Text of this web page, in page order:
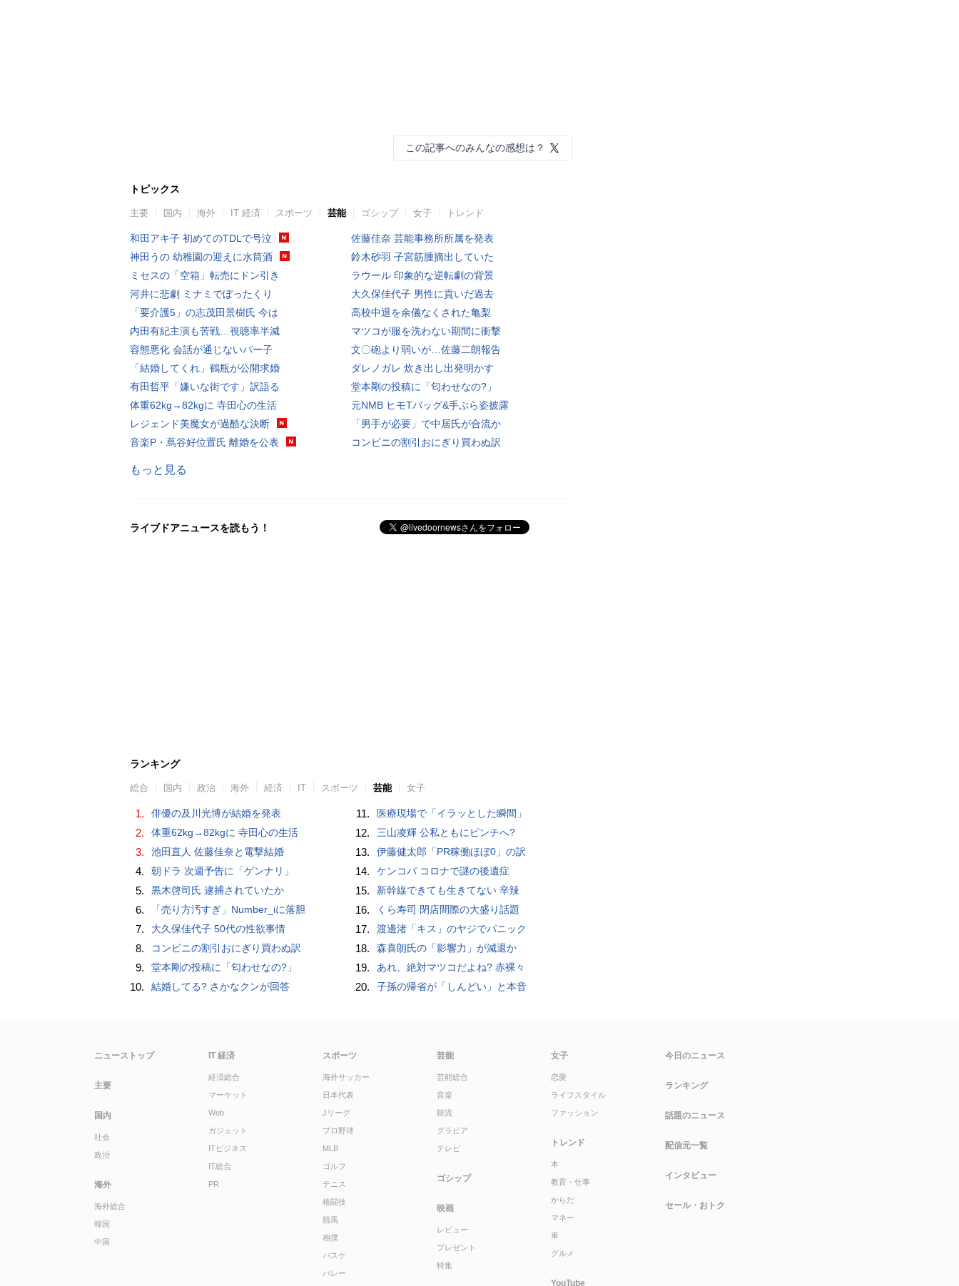
この記事へのみんなの感想は？
トピックス
主要 国内 海外 IT 経済 スポーツ 芸能 ゴシップ 女子 トレンド
和田アキ子 初めてのTDLで号泣
神田うの 幼稚園の迎えに水筒酒
ミセスの「空箱」転売にドン引き
河井に悲劇 ミナミでぼったくり
「要介護5」の志茂田景樹氏 今は
内田有紀主演も苦戦…視聴率半減
容態悪化 会話が通じないパー子
「結婚してくれ」鶴瓶が公開求婚
有田哲平「嫌いな街です」訳語る
体重62kg→82kgに 寺田心の生活
レジェンド美魔女が過酷な決断
音楽P・蔦谷好位置氏 離婚を公表
佐藤佳奈 芸能事務所所属を発表
鈴木砂羽 子宮筋腫摘出していた
ラウール 印象的な逆転劇の背景
大久保佳代子 男性に貢いだ過去
高校中退を余儀なくされた亀梨
マツコが服を洗わない期間に衝撃
文〇砲より弱いが…佐藤二朗報告
ダレノガレ 炊き出し出発明かす
堂本剛の投稿に「匂わせなの?」
元NMB ヒモTバッグ&手ぶら姿披露
「男手が必要」で中居氏が合流か
コンビニの割引おにぎり買わぬ訳
もっと見る
ライブドアニュースを読もう！
ランキング
総合 国内 政治 海外 経済 IT スポーツ 芸能 女子
1. 俳優の及川光博が結婚を発表
2. 体重62kg→82kgに 寺田心の生活
3. 池田直人 佐藤佳奈と電撃結婚
4. 朝ドラ 次週予告に「ゲンナリ」
5. 黒木啓司氏 逮捕されていたか
6. 「売り方汚すぎ」Number_iに落胆
7. 大久保佳代子 50代の性欲事情
8. コンビニの割引おにぎり買わぬ訳
9. 堂本剛の投稿に「匂わせなの?」
10. 結婚してる? さかなクンが回答
11. 医療現場で「イラッとした瞬間」
12. 三山凌輝 公私ともにピンチへ?
13. 伊藤健太郎「PR稼働ほぼ0」の訳
14. ケンコバ コロナで謎の後遺症
15. 新幹線できても生きてない 辛辣
16. くら寿司 閉店間際の大盛り話題
17. 渡邊渚「キス」のヤジでパニック
18. 森喜朗氏の「影響力」が減退か
19. あれ、絶対マツコだよね? 赤裸々
20. 子孫の帰省が「しんどい」と本音
ニューストップ
主要
国内
社会
政治
海外
海外総合
韓国
中国
IT 経済
経済総合
マーケット
Web
ガジェット
ITビジネス
IT総合
PR
スポーツ
海外サッカー
日本代表
Jリーグ
プロ野球
MLB
ゴルフ
テニス
格闘技
競馬
相撲
バスケ
バレー
芸能
芸能総合
音楽
韓流
グラビア
テレビ
ゴシップ
映画
レビュー
プレゼント
特集
女子
恋愛
ライフスタイル
ファッション
トレンド
本
教育・仕事
からだ
マネー
車
グルメ
YouTube
今日のニュース
ランキング
話題のニュース
配信元一覧
インタビュー
セール・おトク